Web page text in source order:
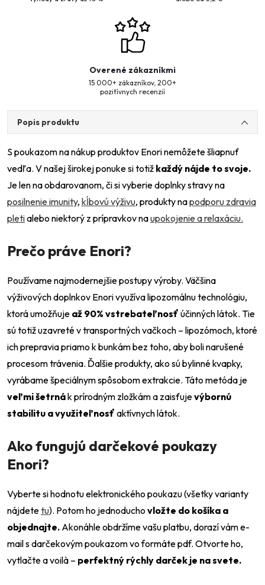
Overené zákazníkmi
15 000+ zákazníkov, 200+
pozitívnych recenzií
Popis produktu
S poukazom na nákup produktov Enori nemôžete šliapnuť
vedľa. V našej širokej ponuke si totiž každý nájde to svoje.
Je len na obdarovanom, či si vyberie doplnky stravy na
posilnenie imunity, kĺbovú výživu, produkty napodporu zdravia
pletialebo niektorý z prípravkov naupokojenie a relaxáciu.
Prečo práve Enori?
Používame najmodernejšie postupy výroby. Väčšina
výživových doplnkov Enori využíva lipozomálnu technológiu,
ktorá umožňuje až 90% vstrebateľnosť účinných látok. Tie
sú totiž uzavreté v transportných vačkoch – lipozómoch, ktoré
ich prepravia priamo k bunkám bez toho, aby boli narušené
procesom trávenia. Ďalšie produkty, ako sú bylinné kvapky,
vyrábame špeciálnym spôsobom extrakcie. Táto metóda je
veľmi šetrnák prírodným zložkám a zaisťujevýbornú
stabilitu a využiteľnosť aktívnych látok.
Ako fungujú darčekové poukazy
Enori?
Vyberte si hodnotu elektronického poukazu (všetky varianty
nájdetetu). Potom ho jednoducho vložte do košíka a
objednajte. Akonáhle obdržíme vašu platbu, dorazí vám e-
mail s darčekovým poukazom vo formáte pdf. Otvorte ho,
vytlačte a voilà – perfektný rýchly darček je na svete.